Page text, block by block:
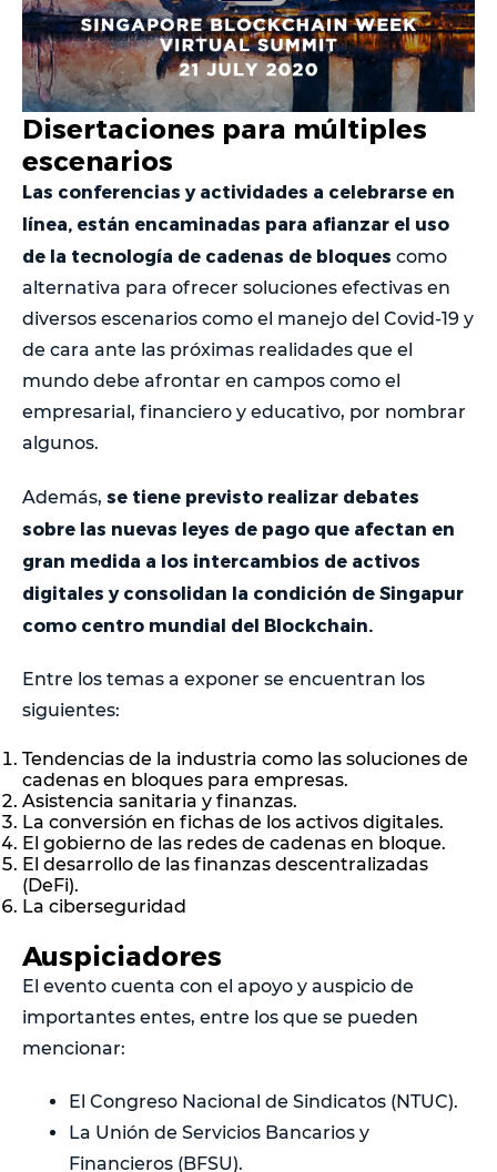
Disertaciones para múltiples
escenarios
Las conferencias y actividades a celebrarse en
línea, están encaminadas para afianzar el uso
de la tecnología de cadenas de bloques como
alternativa para ofrecer soluciones efectivas en
diversos escenarios como el manejo del Covid-19 y
de cara ante las próximas realidades que el
mundo debe afrontar en campos como el
empresarial, financiero y educativo, por nombrar
algunos.
Además, se tiene previsto realizar debates
sobre las nuevas leyes de pago que afectan en
gran medida a los intercambios de activos
digitales y consolidan la condición de Singapur
como centro mundial del Blockchain.
Entre los temas a exponer se encuentran los
siguientes:
Tendencias de la industria como las soluciones de
cadenas en bloques para empresas.
Asistencia sanitaria y finanzas.
La conversión en fichas de los activos digitales.
El gobierno de las redes de cadenas en bloque.
El desarrollo de las finanzas descentralizadas
(DeFi).
La ciberseguridad
Auspiciadores
El evento cuenta con el apoyo y auspicio de
importantes entes, entre los que se pueden
mencionar:
El Congreso Nacional de Sindicatos (NTUC).
La Unión de Servicios Bancarios y
Financieros (BFSU).